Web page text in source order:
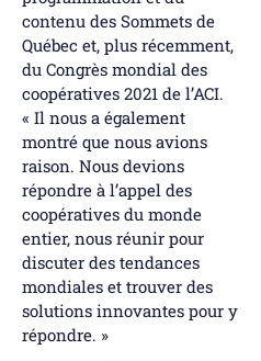
contenu des Sommets de
Québec et, plus récemment,
du Congrès mondial des
coopératives 2021 de l’ACI.
« Il nous a également
montré que nous avions
raison. Nous devions
répondre à l’appel des
coopératives du monde
entier, nous réunir pour
discuter des tendances
mondiales et trouver des
solutions innovantes pour y
répondre. »